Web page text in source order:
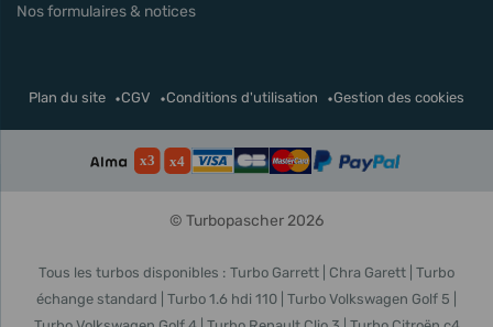
Nos formulaires & notices
Plan du site CGV Conditions d'utilisation Gestion des cookies
© Turbopascher 2026
Tous les turbos disponibles : Turbo Garrett Chra Garett Turbo
échange standard
Turbo 1.6 hdi 110 Turbo Volkswagen Golf 5